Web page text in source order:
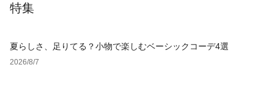
特集
夏らしさ、足りてる？小物で楽しむベーシックコーデ4選
2026/8/7